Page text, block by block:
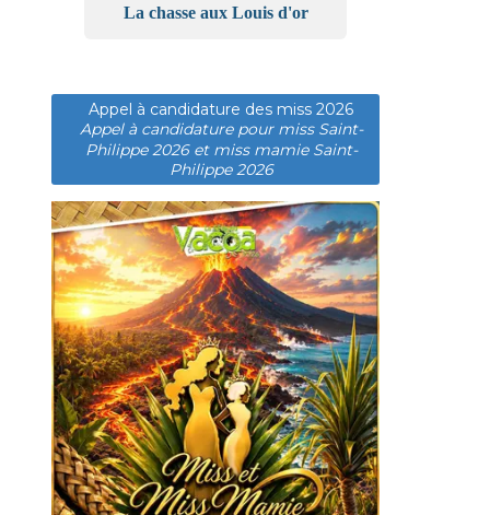
La chasse aux Louis d'or
Appel à candidature des miss 2026
Appel à candidature pour miss Saint-
Philippe 2026 et miss mamie Saint-
Philippe 2026